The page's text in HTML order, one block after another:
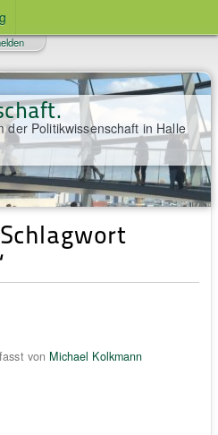
der Politikwissenschaft in Halle
von Michael Kolkmann